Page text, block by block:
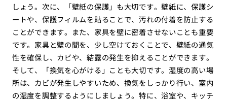
しょう。次に、「壁紙の保護」も大切です。壁紙に、保護シ
ートや、保護フィルムを貼ることで、汚れの付着を防止する
ことができます。また、家具を壁に密着させないことも重要
です。家具と壁の間を、少し空けておくことで、壁紙の通気
性を確保し、カビや、結露の発生を抑えることができます。
そして、「換気を心がける」ことも大切です。湿度の高い場
所は、カビが発生しやすいため、換気をしっかり行い、室内
の湿度を調整するようにしましょう。特に、浴室や、キッチ